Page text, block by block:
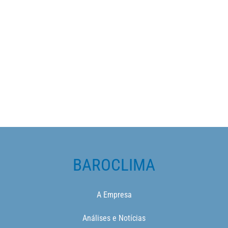
BAROCLIMA
A Empresa
Análises e Notícias